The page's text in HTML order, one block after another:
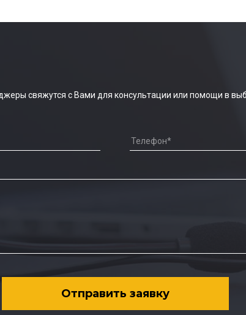
свяжутся с Вами для консультации или помощи в
Отправить заявку